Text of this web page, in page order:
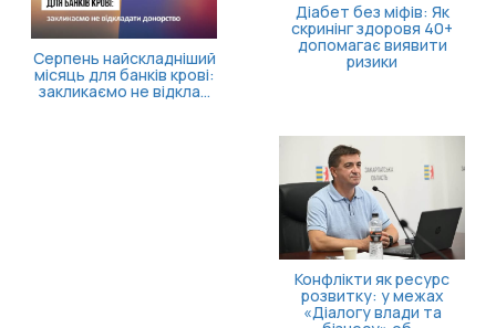
найскладніший
для банків крові:
не відкла...
Діабет без міфів: Як
скринінг здоровя 40+
допомагає виявити
Конфлікти як ресурс
розвитку: у межах
«Діалогу влади та